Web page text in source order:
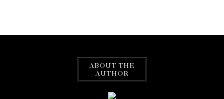
ABOUT THE
AUTHOR